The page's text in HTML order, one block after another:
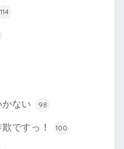
114
かない 98
ですっ！ 100